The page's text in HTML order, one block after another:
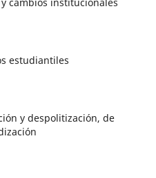
estudiantiles
y despolitización, de